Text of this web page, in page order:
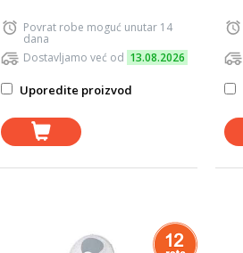
Povrat robe moguć unutar 14
dana
Dostavljamo već od 13.08.2026
Uporedite proizvod